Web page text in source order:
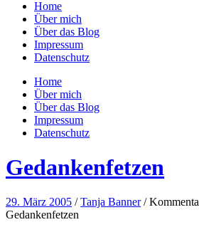
Home
Über mich
Über das Blog
Impressum
Datenschutz
Home
Über mich
Über das Blog
Impressum
Datenschutz
Gedankenfetzen
29. März 2005 /Tanja Banner /
Gedankenfetzen